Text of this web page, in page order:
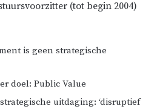
(tot begin 2004)
is geen strategische
doel: Public Value
uitdaging: ‘disruptief